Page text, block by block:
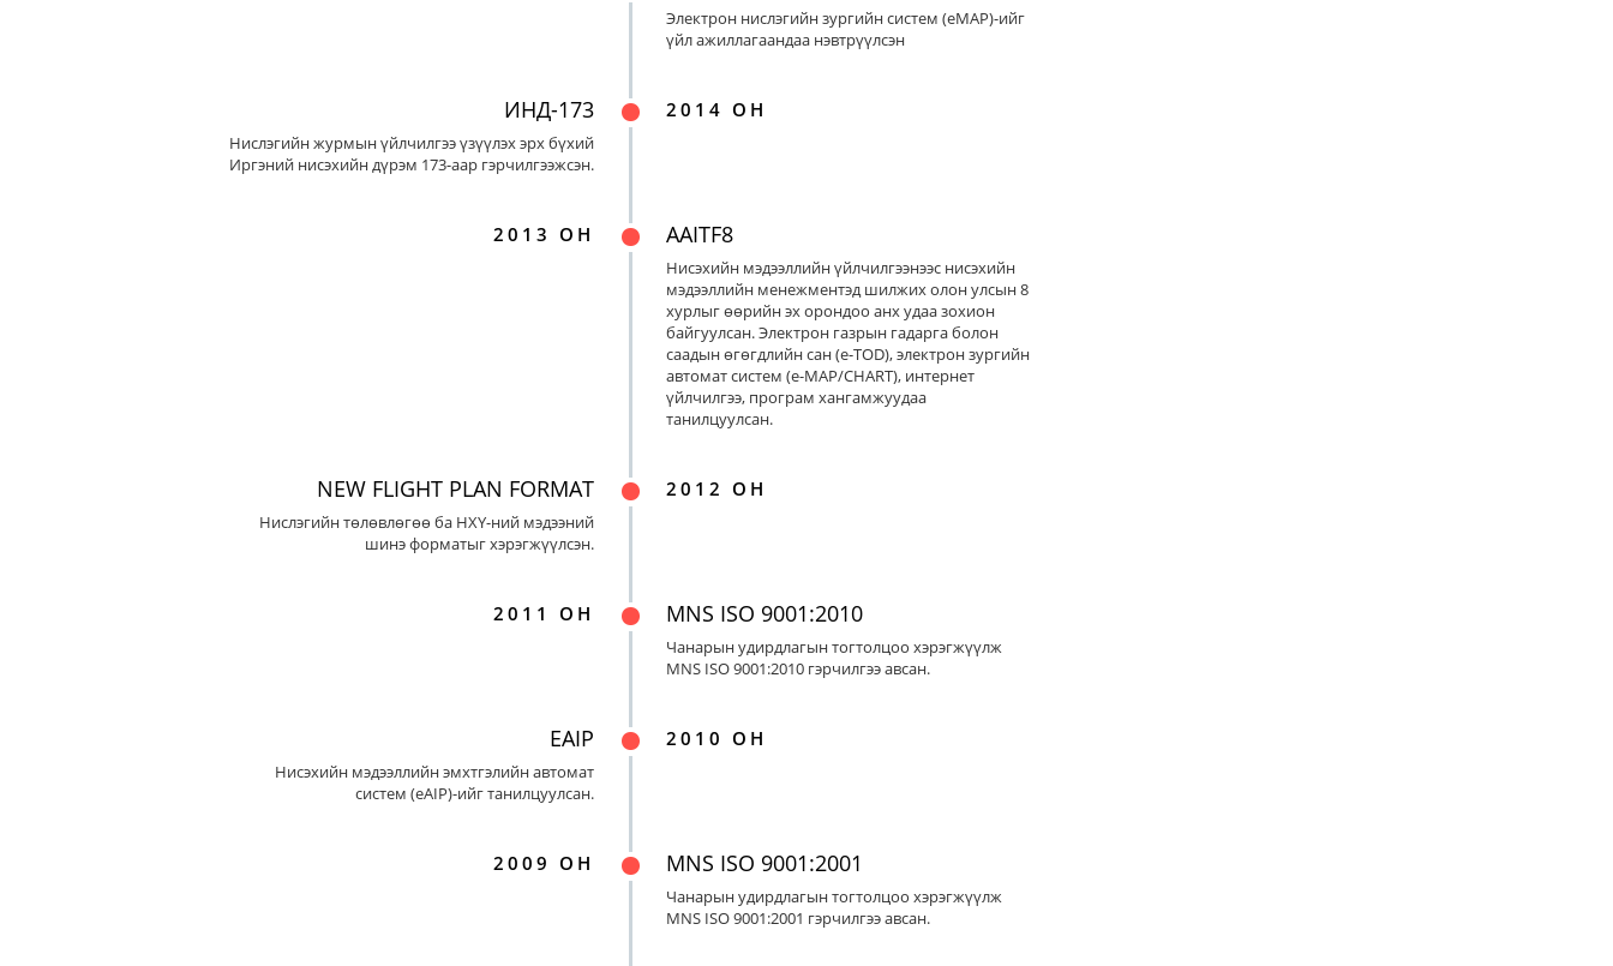
Электрон нислэгийн зургийн систем (eMAP)-ийг
үйл ажиллагаандаа нэвтрүүлсэн
2014 ОН
ИНД-173
Нислэгийн журмын үйлчилгээ үзүүлэх эрх бүхий
Иргэний нисэхийн дүрэм 173-аар гэрчилгээжсэн.
2013 ОН AAITF8
Нисэхийн мэдээллийн үйлчилгээнээс нисэхийн
мэдээллийн менежментэд шилжих олон улсын 8
хурлыг өөрийн эх орондоо анх удаа зохион
байгуулсан. Электрон газрын гадарга болон
саадын өгөгдлийн сан (e-TOD), электрон зургийн
автомат систем (e-MAP/CHART), интернет
үйлчилгээ, програм хангамжуудаа
танилцуулсан.
2012 ОН
NEW FLIGHT PLAN FORMAT
Нислэгийн төлөвлөгөө ба НХҮ-ний мэдээний
шинэ форматыг хэрэгжүүлсэн.
2011 ОН MNS ISO 9001:2010
Чанарын удирдлагын тогтолцоо хэрэгжүүлж
MNS ISO 9001:2010 гэрчилгээ авсан.
2010 ОН
EAIP
Нисэхийн мэдээллийн эмхтгэлийн автомат
систем (eAIP)-ийг танилцуулсан.
2009 ОН MNS ISO 9001:2001
Чанарын удирдлагын тогтолцоо хэрэгжүүлж
MNS ISO 9001:2001 гэрчилгээ авсан.